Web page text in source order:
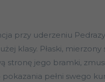
przy uderzeniu
klasy. Płaski, mierzony
stronę jego bramki,
pełni swego